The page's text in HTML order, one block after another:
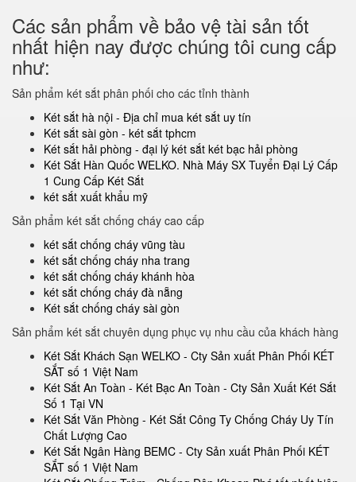
Các sản phẩm về bảo vệ tài sản tốt
nhất hiện nay được chúng tôi cung cấp
như:
Sản phẩm két sắt phân phối cho các tỉnh thành
Két sắt hà nội - Địa chỉ mua két sắt uy tín
Két sắt sài gòn - két sắt tphcm
Két sắt hải phòng - đại lý két sắt két bạc hải phòng
Két Sắt Hàn Quốc WELKO. Nhà Máy SX Tuyển Đại Lý Cấp
1 Cung Cấp Két Sắt
két sắt xuất khẩu mỹ
Sản phẩm két sắt chống cháy cao cấp
két sắt chống cháy vũng tàu
két sắt chống cháy nha trang
két sắt chống cháy khánh hòa
két sắt chống cháy đà nẵng
Két sắt chống cháy sài gòn
Sản phẩm két sắt chuyên dụng phục vụ nhu cầu của khách hàng
Két Sắt Khách Sạn WELKO - Cty Sản xuất Phân Phối KÉT
SẮT số 1 Việt Nam
Két Sắt An Toàn - Két Bạc An Toàn - Cty Sản Xuất Két Sắt
Số 1 Tại VN
Két Sắt Văn Phòng - Két Sắt Công Ty Chống Cháy Uy Tín
Chất Lượng Cao
Két Sắt Ngân Hàng BEMC - Cty Sản xuất Phân Phối KÉT
SẮT số 1 Việt Nam